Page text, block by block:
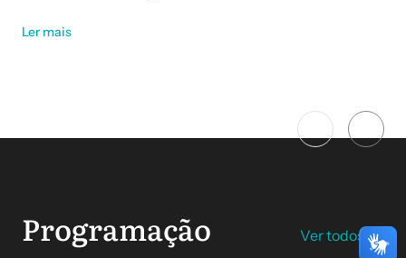
Ler mais
Programação Ver todos